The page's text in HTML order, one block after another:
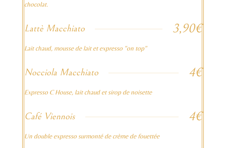
chocolat.
Lattè Macchiato 3,90€
Lait chaud, mousse de lait et expresso "on top"
Nocciola Macchiato 4€
Expresso C House, lait chaud et sirop de noisette
Café Viennois 4€
Un double expresso surmonté de crème de fouettée